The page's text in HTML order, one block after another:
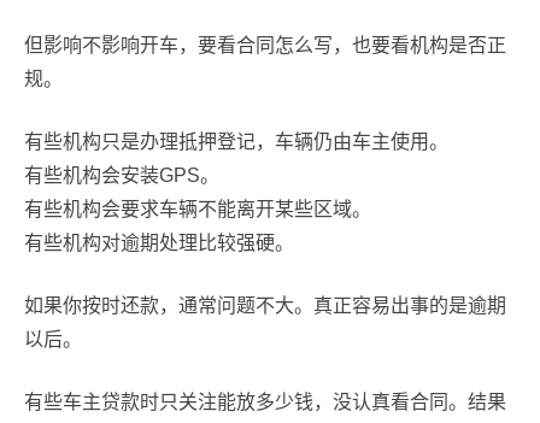
但影响不影响开车，要看合同怎么写，也要看机构是否正
规。
有些机构只是办理抵押登记，车辆仍由车主使用。
有些机构会安装GPS。
有些机构会要求车辆不能离开某些区域。
有些机构对逾期处理比较强硬。
如果你按时还款，通常问题不大。真正容易出事的是逾期
以后。
有些车主贷款时只关注能放多少钱，没认真看合同。结果